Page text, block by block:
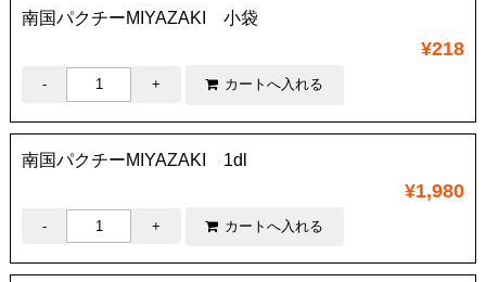
南国パクチーMIYAZAKI 小袋
¥218
南国パクチーMIYAZAKI 1dl
¥1,980